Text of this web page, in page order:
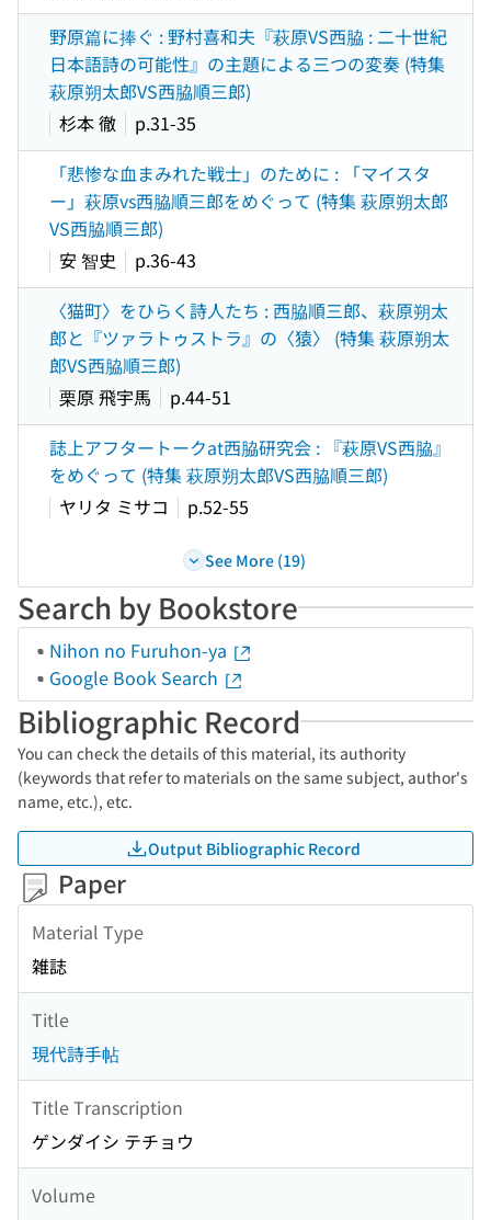
野原篇に捧ぐ : 野村喜和夫『萩原VS西脇 : 二十世紀
日本語詩の可能性』の主題による三つの変奏 (特集
萩原朔太郎VS西脇順三郎)
杉本 徹
p.31-35
「悲惨な血まみれた戦士」のために : 「マイスタ
ー」萩原vs西脇順三郎をめぐって (特集 萩原朔太郎
VS西脇順三郎)
安 智史
p.36-43
〈猫町〉をひらく詩人たち : 西脇順三郎、萩原朔太
郎と『ツァラトゥストラ』の〈猿〉 (特集 萩原朔太
郎VS西脇順三郎)
栗原 飛宇馬
p.44-51
誌上アフタートークat西脇研究会 : 『萩原VS西脇』
をめぐって (特集 萩原朔太郎VS西脇順三郎)
ヤリタ ミサコ
p.52-55
See More (19)
Search by Bookstore
Nihon no Furuhon-ya
Google Book Search
Bibliographic Record
You can check the details of this material, its authority
(keywords that refer to materials on the same subject, author's
name, etc.), etc.
Output Bibliographic Record
Paper
Material Type
雑誌
Title
現代詩手帖
Title Transcription
ゲンダイシ テチョウ
Volume